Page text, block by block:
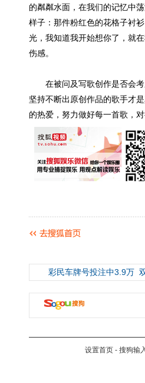
的粼粼水面，在我们的记忆中
样子：那件粉红色的花格子衬
光，我知道我开始想你了，就
伤感。
在被问及写歌创作是否会考
坚持不断出原创作品的歌手才
的热爱，努力做好每一首歌，
彩民车牌号投注中3.9万
设置首页 - 搜狗输